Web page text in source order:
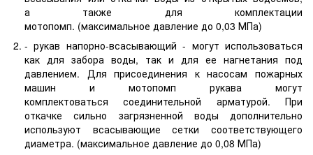
а также для комплектации
мотопомп. (максимальное давление до 0,03 МПа)
- рукав напорно-всасывающий - могут использоваться
как для забора воды, так и для ее нагнетания под
давлением. Для присоединения к насосам пожарных
машин и мотопомп рукава могут
комплектоваться соединительной арматурой. При
откачке сильно загрязненной воды дополнительно
используют всасывающие сетки соответствующего
диаметра. (максимальное давление до 0,08 МПа)